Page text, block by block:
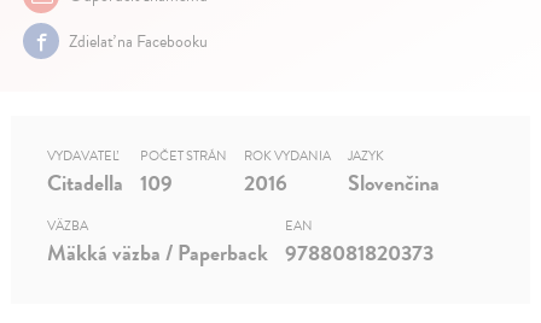
Zdielať na Facebooku
VYDAVATEĽ
Citadella
POČET STRÁN
109
ROK VYDANIA
2016
JAZYK
Slovenčina
VÄZBA
Mäkká väzba / Paperback
EAN
9788081820373